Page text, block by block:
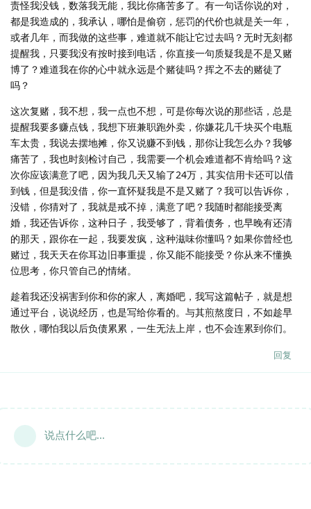
责怪我没钱，数落我无能，我比你痛苦多了。有一句话你说的对，
都是我造成的，我承认，哪怕是偷窃，惩罚的代价也就是关一年，
或者几年，而我做的这些事，难道就不能让它过去吗？无时无刻都
提醒我，只要我没有按时接到电话，你直接一句质疑我是不是又赌
博了？难道我在你的心中就永远是个赌徒吗？挥之不去的赌徒了
吗？
这次复赌，我不想，我一点也不想，可是你每次说的那些话，总是
提醒我要多赚点钱，我想下班兼职跑外卖，你嫌花几千块买个电瓶
车太贵，我说去摆地摊，你又说赚不到钱，那你让我怎么办？我够
痛苦了，我也时刻检讨自己，我需要一个机会难道都不肯给吗？这
次你应该满意了吧，因为我几天又输了24万，其实信用卡还可以借
到钱，但是我没借，你一直怀疑我是不是又赌了？我可以告诉你，
没错，你猜对了，我就是戒不掉，满意了吧？我随时都能接受离
婚，我还告诉你，这种日子，我受够了，背着债务，也早晚有还清
的那天，跟你在一起，我要发疯，这种滋味你懂吗？如果你曾经也
赌过，我天天在你耳边旧事重提，你又能不能接受？你从来不懂换
位思考，你只管自己的情绪。
趁着我还没祸害到你和你的家人，离婚吧，我写这篇帖子，就是想
通过平台，说说经历，也是写给你看的。与其煎熬度日，不如趁早
散伙，哪怕我以后负债累累，一生无法上岸，也不会连累到你们。
回复
说点什么吧...